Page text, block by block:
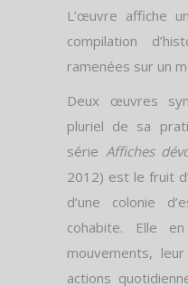
L’œuvre affiche
compilation
ramenées sur un
Deux œuvres
pluriel de sa
série Affiches
2012) est le fruit
d’une colonie
cohabite. Elle
mouvements,
actions